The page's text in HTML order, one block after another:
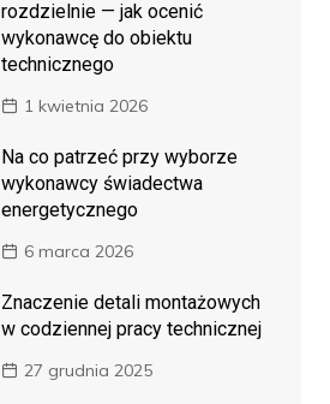
rozdzielnie — jak ocenić
wykonawcę do obiektu
technicznego
1 kwietnia 2026
Na co patrzeć przy wyborze
wykonawcy świadectwa
energetycznego
6 marca 2026
Znaczenie detali montażowych
w codziennej pracy technicznej
27 grudnia 2025